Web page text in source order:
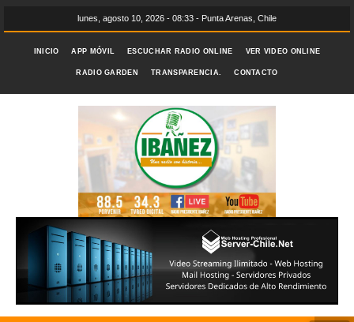
lunes, agosto 10, 2026 - 08:33 - Punta Arenas, Chile
INICIO APP MÓVIL ESCUCHAR RADIO ONLINE VER VIDEO ONLINE
RADIO GARDEN TRANSPARENCIA. CONTACTO